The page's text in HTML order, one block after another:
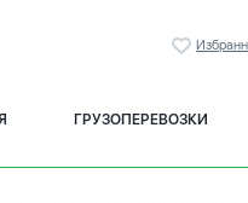
ГРУЗОПЕРЕВОЗКИ